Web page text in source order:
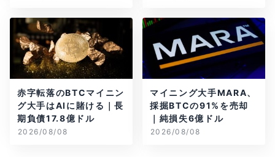
赤字転落のBTCマイニン
グ大手はAIに賭ける｜長
期負債17.8億ドル
2026/08/08
マイニング大手MARA、
採掘BTCの91%を売却
｜純損失6億ドル
2026/08/08